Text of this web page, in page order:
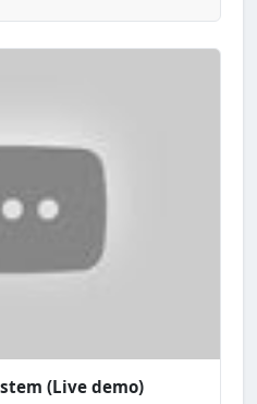
TelerikAcademy.
(Live demo)